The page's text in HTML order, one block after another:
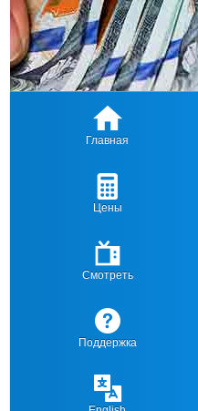
Главная
Цены
Смотреть
Поддержка